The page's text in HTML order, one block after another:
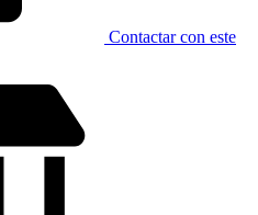
Contactar con este